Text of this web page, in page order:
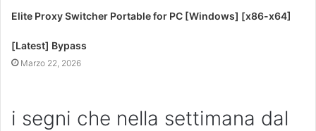
Elite Proxy Switcher Portable for PC [Windows] [x86-x64]
[Latest] Bypass
Marzo 22, 2026
i segni che nella settimana dal